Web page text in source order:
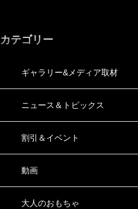
カテゴリー
ギャラリー&メディア取材
ニュース＆トピックス
割引＆イベント
動画
大人のおもちゃ